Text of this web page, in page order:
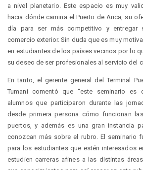
a nivel planetario. Este espacio es muy
hacia dónde camina el Puerto de Arica, su
día para ser más competitivo y entregar
comercio exterior. Sin duda que es muy
en estudiantes de los países vecinos por lo
su deseo de ser profesionales al servicio del
En tanto, el gerente general del Terminal
Tumani comentó que “este seminario
alumnos que participaron durante las
desde primera persona cómo funcionan
puertos, y además es una gran instancia
conozcan más sobre el rubro. El seminario
para los estudiantes que estén interesados
estudien carreras afines a las distintas